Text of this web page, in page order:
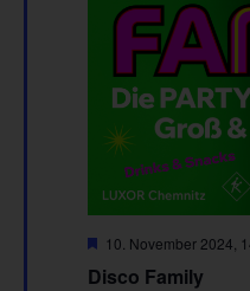
Disco Family
Hervorgehoben
10. November 2024,